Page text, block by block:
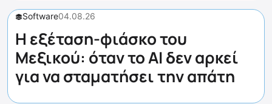
Software04.08.26
Η εξέταση-φιάσκο του
Μεξικού: όταν το AI δεν αρκεί
για να σταματήσει την απάτη